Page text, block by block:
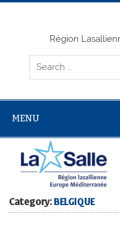
Skip
Région
MENU
Category:BELGIQUE